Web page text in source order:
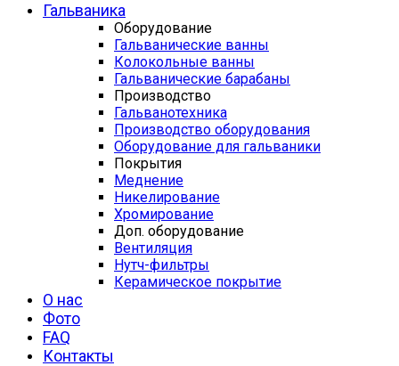
Гальваника
Оборудование
Гальванические ванны
Колокольные ванны
Гальванические барабаны
Производство
Гальванотехника
Производство оборудования
Оборудование для гальваники
Покрытия
Меднение
Никелирование
Хромирование
Доп. оборудование
Вентиляция
Нутч-фильтры
Керамическое покрытие
О нас
Фото
FAQ
Контакты